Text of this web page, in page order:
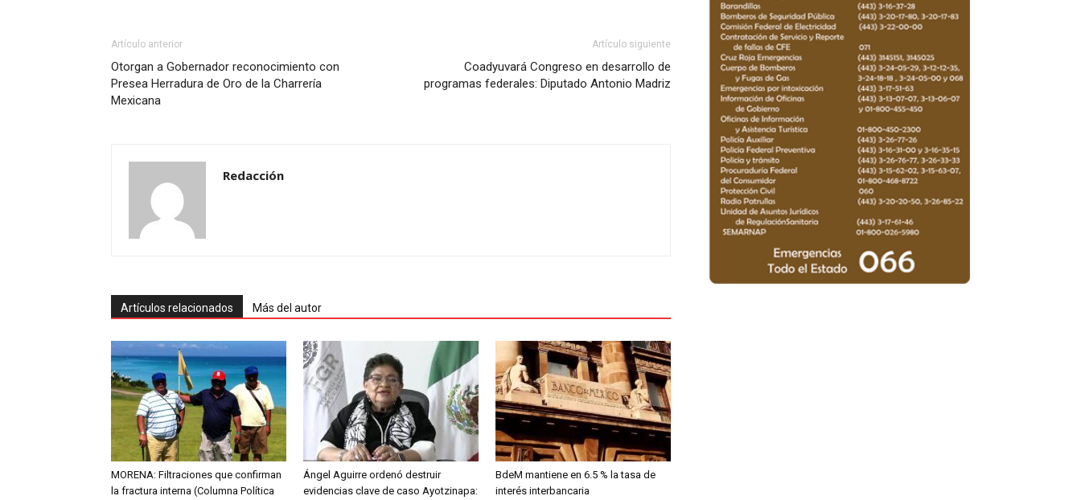
Artículo anterior
Otorgan a Gobernador reconocimiento con
Presea Herradura de Oro de la Charrería
Mexicana
Artículo siguiente
Coadyuvará Congreso en desarrollo de
programas federales: Diputado Antonio Madriz
Redacción
Artículos relacionados Más del autor
MORENA: Filtraciones que confirman
la fractura interna (Columna Política
Ángel Aguirre ordenó destruir
evidencias clave de caso Ayotzinapa:
BdeM mantiene en 6.5 % la tasa de
interés interbancaria